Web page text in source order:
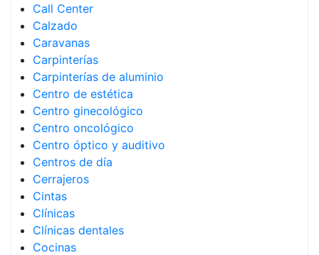
Call Center
Calzado
Caravanas
Carpinterías
Carpinterías de aluminio
Centro de estética
Centro ginecológico
Centro oncológico
Centro óptico y auditivo
Centros de día
Cerrajeros
Cintas
Clínicas
Clínicas dentales
Cocinas